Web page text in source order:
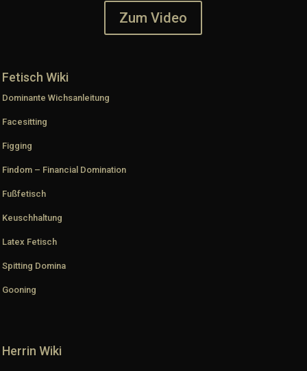
Zum Video
Fetisch Wiki
Dominante Wichsanleitung
Facesitting
Figging
Findom – Financial Domination
Fußfetisch
Keuschhaltung
Latex Fetisch
Spitting Domina
Gooning
Herrin Wiki